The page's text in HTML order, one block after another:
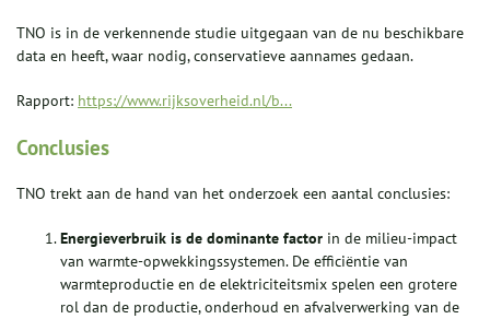
TNO is in de verkennende studie uitgegaan van de nu beschikbare
data en heeft, waar nodig, conservatieve aannames gedaan.
Rapport: https://www.rijksoverheid.nl/b...
Conclusies
TNO trekt aan de hand van het onderzoek een aantal conclusies:
Energieverbruik is de dominante factor in de milieu-impact
van warmte-opwekkingssystemen. De efficiëntie van
warmteproductie en de elektriciteitsmix spelen een grotere
rol dan de productie, onderhoud en afvalverwerking van de